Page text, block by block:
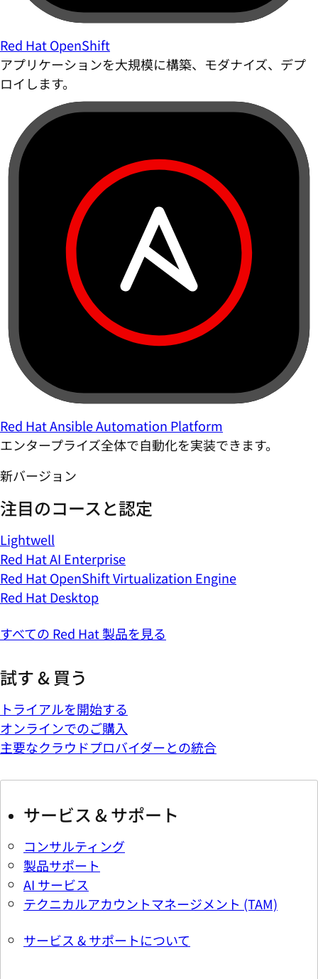
Red Hat OpenShift
アプリケーションを大規模に構築、モダナイズ、デプ
ロイします。
Red Hat Ansible Automation Platform
エンタープライズ全体で自動化を実装できます。
新バージョン
注目のコースと認定
Lightwell
Red Hat AI Enterprise
Red Hat OpenShift Virtualization Engine
Red Hat Desktop
すべての Red Hat 製品を見る
試す & 買う
トライアルを開始する
オンラインでのご購入
主要なクラウドプロバイダーとの統合
サービス & サポート
コンサルティング
製品サポート
AI サービス
テクニカルアカウントマネージメント (TAM)
サービス & サポートについて